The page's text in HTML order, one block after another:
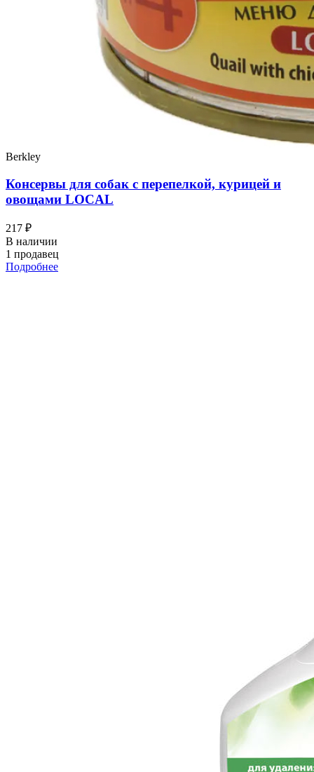
Berkley
Консервы для собак с перепелкой, курицей и
овощами LOCAL
217 ₽
В наличии
1 продавец
Подробнее